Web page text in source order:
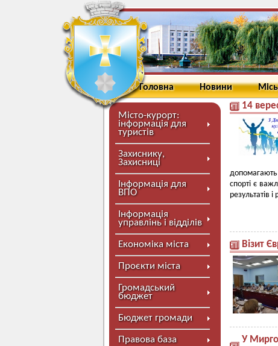
Головна Новини
Місто-курорт:
інформація для
туристів
Захиснику,
Захисниці
Інформація для
ВПО
Інформація
управлінь і відділів
Економіка міста
Проєкти міста
Громадський
бюджет
Бюджет громади
Правова база
14
спорті є
результатів
Візит
У